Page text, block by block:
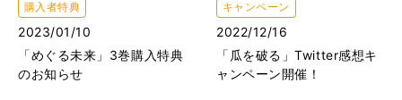
購入者特典
2023/01/10
「めぐる未来」3巻購入特典
のお知らせ
キャンペーン
2022/12/16
「瓜を破る」Twitter感想キ
ャンペーン開催！